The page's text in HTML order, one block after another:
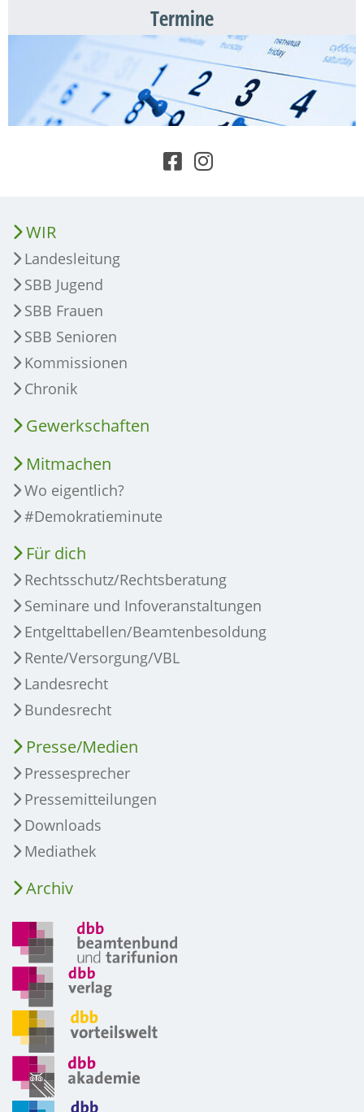
Termine
WIR
Landesleitung
SBB Jugend
SBB Frauen
SBB Senioren
Kommissionen
Chronik
Gewerkschaften
Mitmachen
Wo eigentlich?
#Demokratieminute
Für dich
Rechtsschutz/Rechtsberatung
Seminare und Infoveranstaltungen
Entgelttabellen/Beamtenbesoldung
Rente/Versorgung/VBL
Landesrecht
Bundesrecht
Presse/Medien
Pressesprecher
Pressemitteilungen
Downloads
Mediathek
Archiv